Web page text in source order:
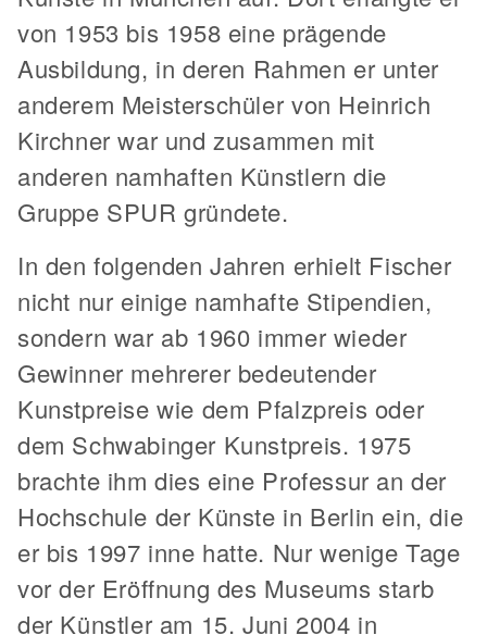
von 1953 bis 1958 eine prägende
Ausbildung, in deren Rahmen er unter
anderem Meisterschüler von Heinrich
Kirchner war und zusammen mit
anderen namhaften Künstlern die
Gruppe SPUR gründete.
In den folgenden Jahren erhielt Fischer
nicht nur einige namhafte Stipendien,
sondern war ab 1960 immer wieder
Gewinner mehrerer bedeutender
Kunstpreise wie dem Pfalzpreis oder
dem Schwabinger Kunstpreis. 1975
brachte ihm dies eine Professur an der
Hochschule der Künste in Berlin ein, die
er bis 1997 inne hatte. Nur wenige Tage
vor der Eröffnung des Museums starb
der Künstler am 15. Juni 2004 in